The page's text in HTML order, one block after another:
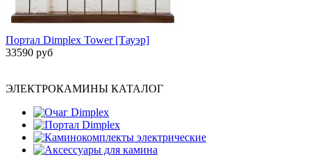
Портал Dimplex Tower [Тауэр]
33590 руб
ЭЛЕКТРОКАМИНЫ КАТАЛОГ
Очаг Dimplex
Портал Dimplex
Каминокомплекты электрические
Аксессуары для камина